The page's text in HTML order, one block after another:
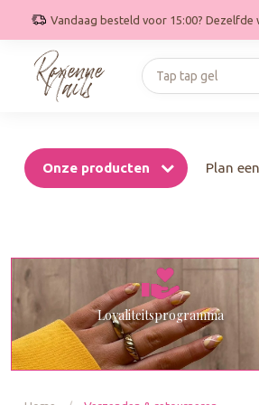
Geniet van gratis verzending bij
Onze producten Plan
Loyaliteitsprogramma